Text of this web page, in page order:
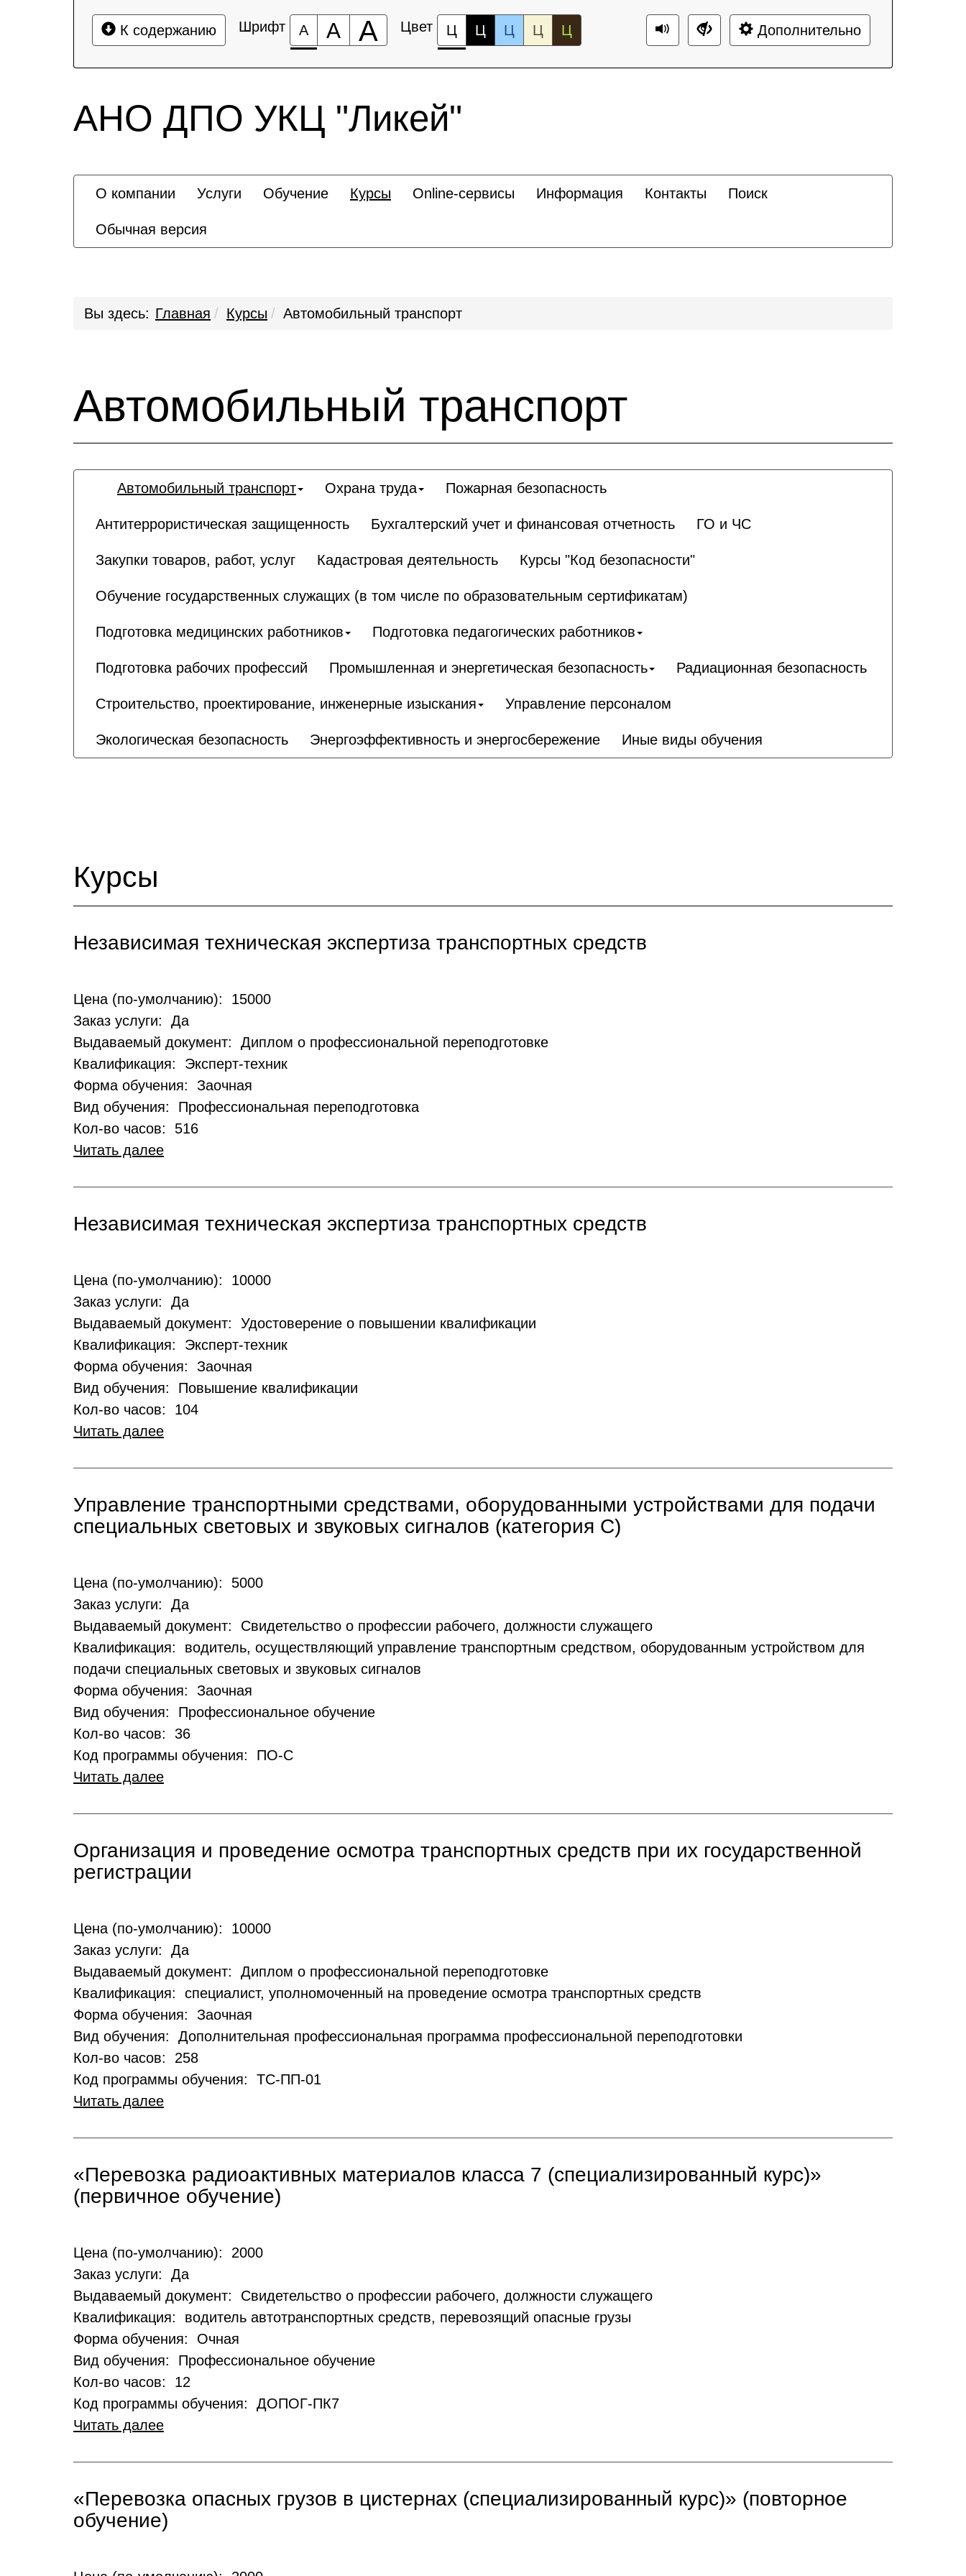
К содержанию Шрифт А А А Цвет Ц Ц Ц Ц Ц Дополнительно
АНО ДПО УКЦ "Ликей"
О компании Услуги Обучение Курсы Online-сервисы Информация Контакты Поиск
Обычная версия
Вы здесь: Главная Курсы Автомобильный транспорт
Автомобильный транспорт
Автомобильный транспорт Охрана труда Пожарная безопасность
Антитеррористическая защищенность Бухгалтерский учет и финансовая отчетность ГО и ЧС
Закупки товаров, работ, услуг Кадастровая деятельность Курсы "Код безопасности"
Обучение государственных служащих (в том числе по образовательным сертификатам)
Подготовка медицинских работников Подготовка педагогических работников
Подготовка рабочих профессий Промышленная и энергетическая безопасность Радиационная безопасность
Строительство, проектирование, инженерные изыскания Управление персоналом
Экологическая безопасность Энергоэффективность и энергосбережение Иные виды обучения
Курсы
Независимая техническая экспертиза транспортных средств
Цена (по-умолчанию): 15000
Заказ услуги: Да
Выдаваемый документ: Диплом о профессиональной переподготовке
Квалификация: Эксперт-техник
Форма обучения: Заочная
Вид обучения: Профессиональная переподготовка
Кол-во часов: 516
Читать далее
Независимая техническая экспертиза транспортных средств
Цена (по-умолчанию): 10000
Заказ услуги: Да
Выдаваемый документ: Удостоверение о повышении квалификации
Квалификация: Эксперт-техник
Форма обучения: Заочная
Вид обучения: Повышение квалификации
Кол-во часов: 104
Читать далее
Управление транспортными средствами, оборудованными устройствами для подачи
специальных световых и звуковых сигналов (категория C)
Цена (по-умолчанию): 5000
Заказ услуги: Да
Выдаваемый документ: Свидетельство о профессии рабочего, должности служащего
Квалификация: водитель, осуществляющий управление транспортным средством, оборудованным устройством для
подачи специальных световых и звуковых сигналов
Форма обучения: Заочная
Вид обучения: Профессиональное обучение
Кол-во часов: 36
Код программы обучения: ПО-С
Читать далее
Организация и проведение осмотра транспортных средств при их государственной
регистрации
Цена (по-умолчанию): 10000
Заказ услуги: Да
Выдаваемый документ: Диплом о профессиональной переподготовке
Квалификация: специалист, уполномоченный на проведение осмотра транспортных средств
Форма обучения: Заочная
Вид обучения: Дополнительная профессиональная программа профессиональной переподготовки
Кол-во часов: 258
Код программы обучения: ТС-ПП-01
Читать далее
«Перевозка радиоактивных материалов класса 7 (специализированный курс)»
(первичное обучение)
Цена (по-умолчанию): 2000
Заказ услуги: Да
Выдаваемый документ: Свидетельство о профессии рабочего, должности служащего
Квалификация: водитель автотранспортных средств, перевозящий опасные грузы
Форма обучения: Очная
Вид обучения: Профессиональное обучение
Кол-во часов: 12
Код программы обучения: ДОПОГ-ПК7
Читать далее
«Перевозка опасных грузов в цистернах (специализированный курс)» (повторное
обучение)